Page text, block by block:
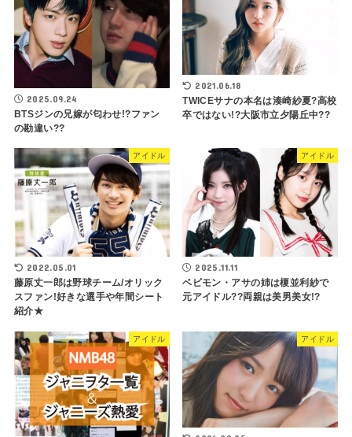
2025.09.24
BTSジンの兄嫁が匂わせ!?ファン
の勘違い??
2021.06.18
TWICEサナの本名は湊崎紗夏?高校
卒ではない!?大阪市立夕陽丘中??
アイドル
2022.05.01
藤原丈一郎は野球チーム/オリック
スファン!好きな選手や年間シート
紹介★
アイドル
2025.11.11
ベビモン・アサの姉は榎並利紗で
元アイドル??両親は美男美女!?
アイドル アイドル